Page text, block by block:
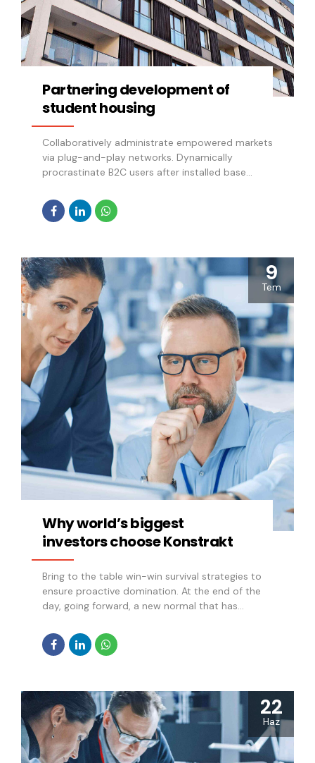
Partnering development of
student housing
Collaboratively administrate empowered markets
via plug-and-play networks. Dynamically
procrastinate B2C users after installed base
directed convergence without revolutionary ROI.
9
Tem
Why world’s biggest
investors choose Konstrakt
Bring to the table win-win survival strategies to
ensure proactive domination. At the end of the
day, going forward, a new normal that has
heading towards a streamlined cloud solution.
User generated content in real-time will have
22
Haz